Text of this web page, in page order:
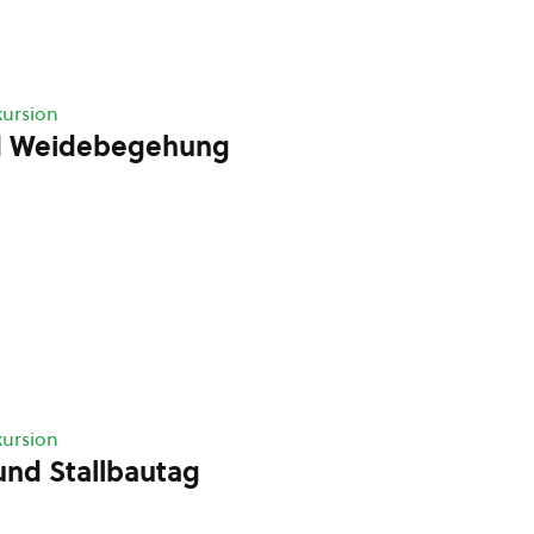
Weidebegehung
Stallbautag